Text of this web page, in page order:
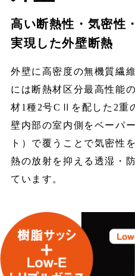
高い断熱性・気密性
実現した外壁断熱
外壁に高密度の無機質繊
には断熱材区分最高性能
材1種2号CⅡを配した2重
壁内部の室内側をベーパ
ト）で覆うことで気密性
熱の放射を抑える透湿・
ています。